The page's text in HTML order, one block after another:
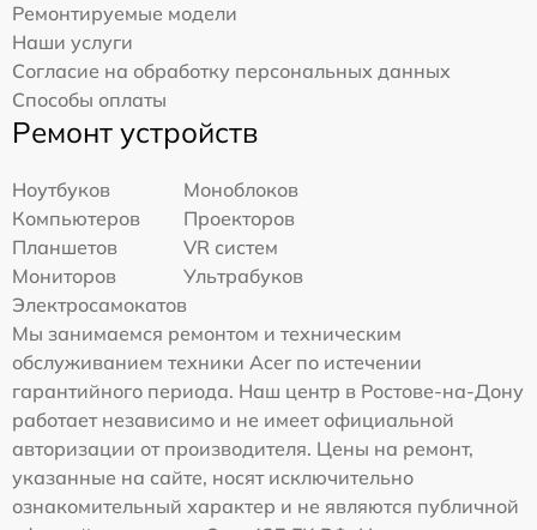
Ремонтируемые модели
Наши услуги
Согласие на обработку персональных данных
Способы оплаты
Ремонт устройств
Ноутбуков
Моноблоков
Компьютеров
Проекторов
Планшетов
VR систем
Мониторов
Ультрабуков
Электросамокатов
Мы занимаемся ремонтом и техническим
обслуживанием техники Acer по истечении
гарантийного периода. Наш центр в Ростове-на-Дону
работает независимо и не имеет официальной
авторизации от производителя. Цены на ремонт,
указанные на сайте, носят исключительно
ознакомительный характер и не являются публичной